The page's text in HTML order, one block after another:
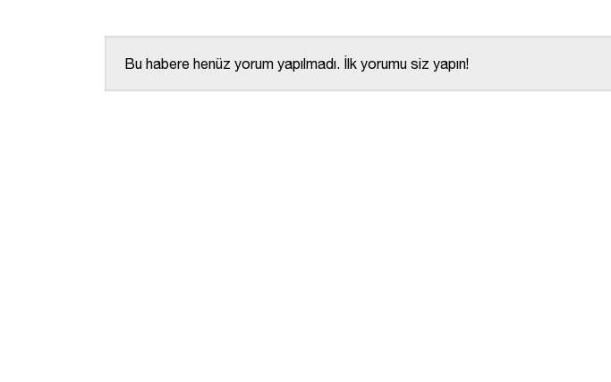
Bu habere henüz yorum yapılmadı. İlk yorumu siz yapın!